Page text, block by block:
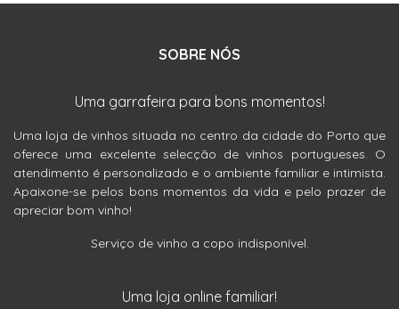
SOBRE NÓS
Uma garrafeira para bons momentos!
Uma loja de vinhos situada no centro da cidade do Porto que
oferece uma excelente selecção de vinhos portugueses. O
atendimento é personalizado e o ambiente familiar e intimista.
Apaixone-se pelos bons momentos da vida e pelo prazer de
apreciar bom vinho!
Serviço de vinho a copo indisponível.
Uma loja online familiar!